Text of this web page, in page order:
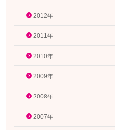
2012年
2011年
2010年
2009年
2008年
2007年